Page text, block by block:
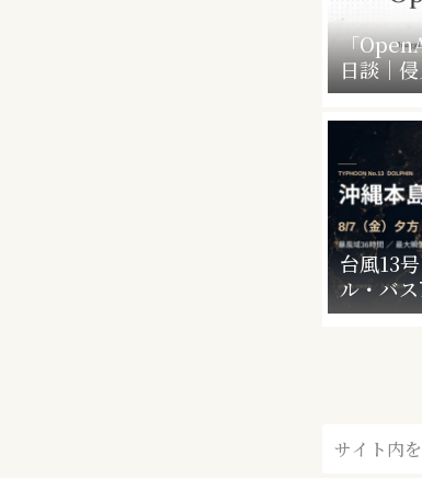
「
日談｜
Faceだ
ント”の
台風13
ル・バ
島の暴